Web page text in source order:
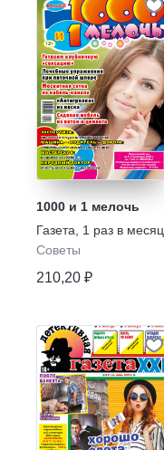
1000 и 1 мелочь
Газета
1 раз в месяц
Советы
210,20 ₽